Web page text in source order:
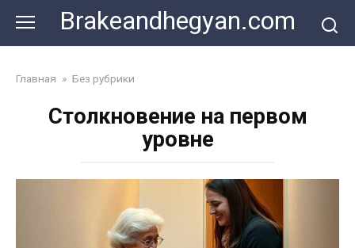
content
Brakeandhegyan.com
Главная » Без рубрики
Столкновение на первом
уровне